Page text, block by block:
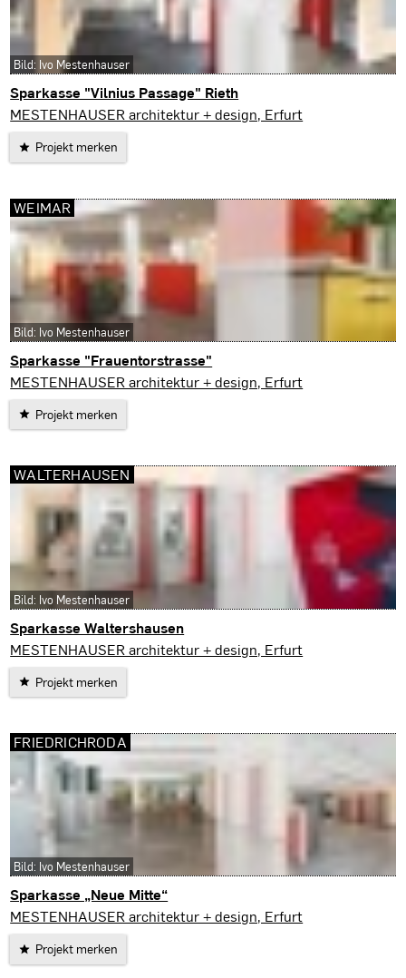
Sparkasse "Vilnius Passage" Rieth
Erfurt
MESTENHAUSER architektur + design, Erfurt
Projekt merken
Bild: Ivo Mestenhauser
Sparkasse "Frauentorstrasse"
Weimar
MESTENHAUSER architektur + design, Erfurt
Projekt merken
WEIMAR
Bild: Ivo Mestenhauser
Sparkasse Waltershausen
Walterhausen
MESTENHAUSER architektur + design, Erfurt
Projekt merken
WALTERHAUSEN
Bild: Ivo Mestenhauser
Sparkasse „Neue Mitte“
Friedrichroda
MESTENHAUSER architektur + design, Erfurt
Projekt merken
FRIEDRICHRODA
Bild: Ivo Mestenhauser